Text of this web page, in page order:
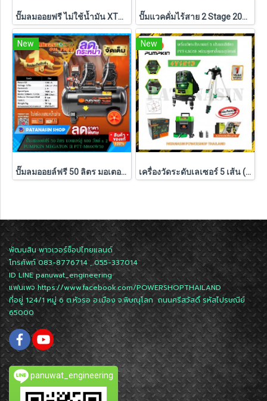
ปั๊มลมออยฟรี ไม่ใช้น้ำมัน XTREME 1490W ( 30L / 60L / 120L ) PUMPKIN รุ่น PTT-X2HP30/31539 , PTT-X4HP60/31554 , PTT-X6HP120/31555 ปั๊มแวคคั่มไร้สาย 2 Stage 20V 4CFM INF-415VP5 PUMPKIN (50712) แบตXT 5.0Ahx1 ก้อน ,ตัวเปล่า (50711)
New
ปั๊มลมออยล์ฟรี 50 ลิตร มอเตอร์คู่ 600W x 2 Pumpkin MEGATON II PTT-M600W50 (31543)
New
เครื่องวัดระดับเลเซอร์ 5 เส้น (พร้อมชุดขาตั้ง) PUMPKIN แสงสีเขียว รุ่น PTT-LSG5E (28267)
พัฒนสิน พาวเวอร์ช็อปไทยแลนด์
โทรศัพท์ 083-8776714 , 055-337014
ID LINEpanuwat_engineering
แฟนเพจhttps://www.facebook.com/POWERSHOPTHAILAND
ที่อยู่ 124/1 หมู่ 6 ต.หัวรอ อ.เมือง จ.พิษณุโลก ถนนศรีสวัสดิ์ รหัสไปรษณีย์
65000
panuwat_engineering